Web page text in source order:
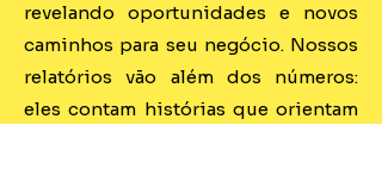
revelando oportunidades e novos
caminhos para seu negócio. Nossos
relatórios vão além dos números:
eles contam histórias que orientam